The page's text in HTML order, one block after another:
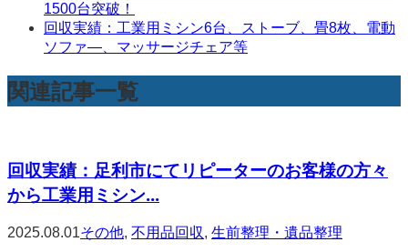
1500台突破！
回収実績：工業用ミシン6台、ストーブ、畳8枚、電動
ソファ―、マッサージチェア等
関連記事一覧
回収実績：足利市にてリピーターのお客様の方々
から工業用ミシン...
2025.08.01その他, 不用品回収, 生前整理・遺品整理